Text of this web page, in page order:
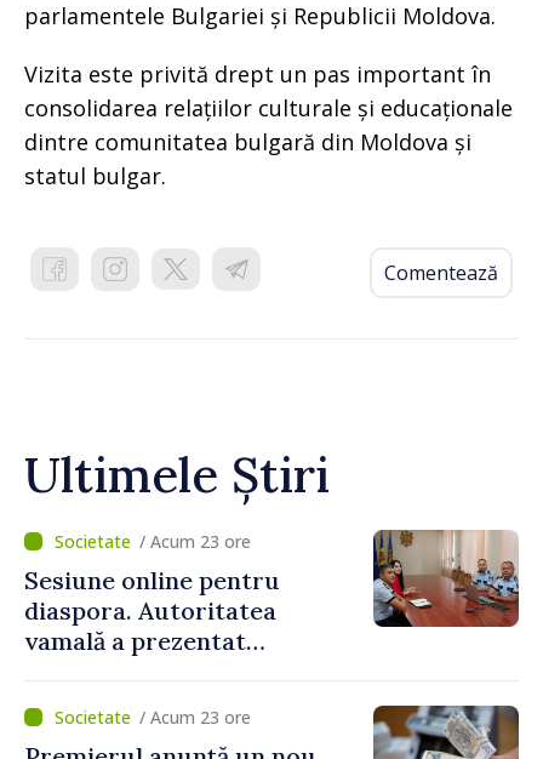
parlamentele Bulgariei și Republicii Moldova.
Vizita este privită drept un pas important în
consolidarea relațiilor culturale și educaționale
dintre comunitatea bulgară din Moldova și
statul bulgar.
Comentează
Ultimele Știri
/ Acum 23 ore
Sesiune online pentru
diaspora. Autoritatea
vamală a prezentat
revenirea în țară
/ Acum 23 ore